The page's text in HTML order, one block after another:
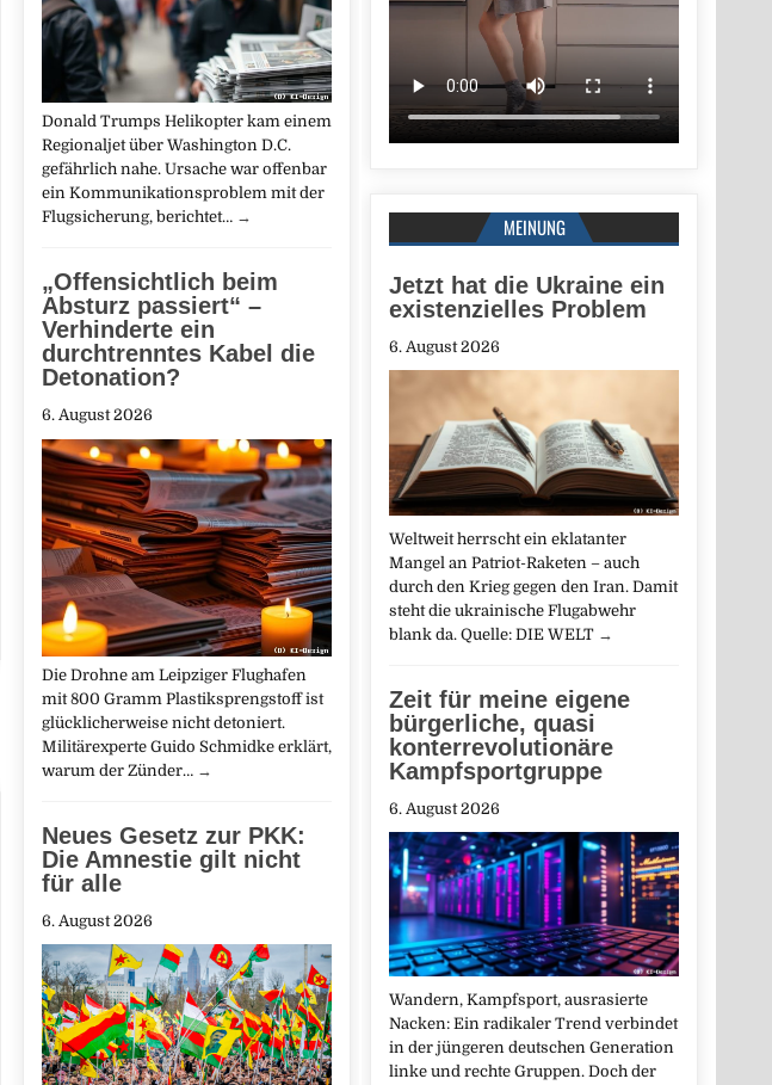
MEINUNG
Jetzt hat die Ukraine ein
existenzielles Problem
6. August 2026
Weltweit herrscht ein eklatanter
Mangel an Patriot-Raketen – auch
durch den Krieg gegen den Iran. Damit
steht die ukrainische Flugabwehr
blank da. Quelle: DIE WELT →
Zeit für meine eigene
bürgerliche, quasi
konterrevolutionäre
Kampfsportgruppe
6. August 2026
Wandern, Kampfsport, ausrasierte
Nacken: Ein radikaler Trend verbindet
in der jüngeren deutschen Generation
linke und rechte Gruppen. Doch der
Donald Trumps Helikopter kam einem
Regionaljet über Washington D.C.
gefährlich nahe. Ursache war offenbar
ein Kommunikationsproblem mit der
Flugsicherung, berichtet… →
„Offensichtlich beim
Absturz passiert“ –
Verhinderte ein
durchtrenntes Kabel die
Detonation?
6. August 2026
Die Drohne am Leipziger Flughafen
mit 800 Gramm Plastiksprengstoff ist
glücklicherweise nicht detoniert.
Militärexperte Guido Schmidke erklärt,
warum der Zünder… →
Neues Gesetz zur PKK:
Die Amnestie gilt nicht
für alle
6. August 2026